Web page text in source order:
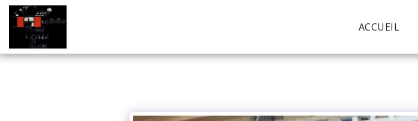
ACCUEIL